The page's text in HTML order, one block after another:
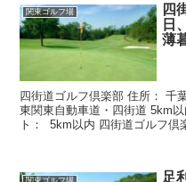
関東ゴルフ場
四
日
薄
四街道ゴルフ倶楽部 住所： 千
東関東自動車道・四街道 5km
ト： 5km以内 四街道ゴルフ倶
関東ゴルフ場
足